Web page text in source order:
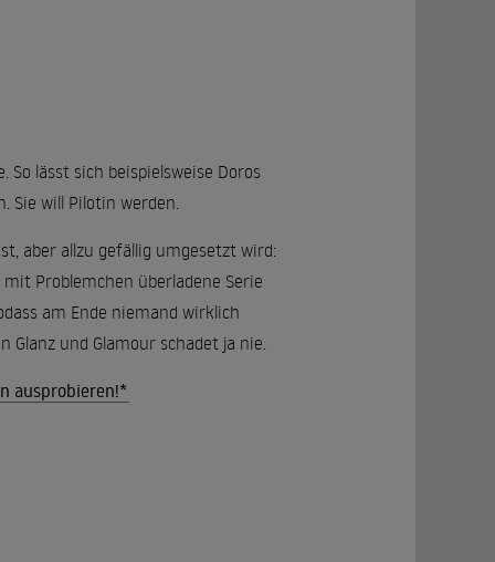
lässt sich beispielsweise Doros
Sie will Pilotin werden.
aber allzu gefällig umgesetzt wird:
Problemchen überladene Serie
am Ende niemand wirklich
und Glamour schadet ja nie.
ausprobieren!*